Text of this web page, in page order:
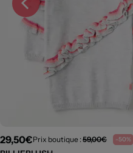
29,50€Prix boutique : 59,00€ -50%